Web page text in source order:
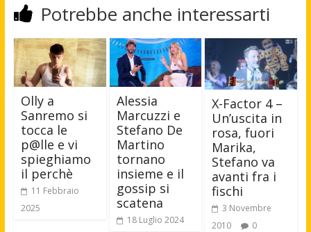
Potrebbe anche interessarti
Olly a
Sanremo si
tocca le
p@lle e vi
spieghiamo
il perchè
11 Febbraio
2025
Alessia
Marcuzzi e
Stefano De
Martino
tornano
insieme e il
gossip si
scatena
18 Luglio 2024
X-Factor 4 –
Un’uscita in
rosa, fuori
Marika,
Stefano va
avanti fra i
fischi
3 Novembre
2010
0